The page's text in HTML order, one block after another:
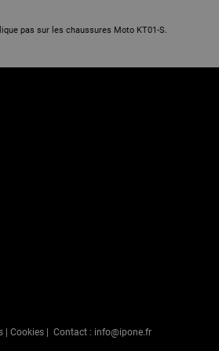
Options
pas sur les chaussures Moto KT01-S.
|Cookies | Contact : info@ipone.fr